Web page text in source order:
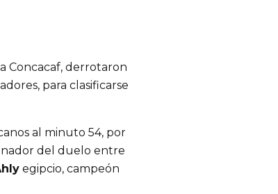
Concacaf, derrotaron
para clasificarse
al minuto 54, por
del duelo entre
egipcio, campeón